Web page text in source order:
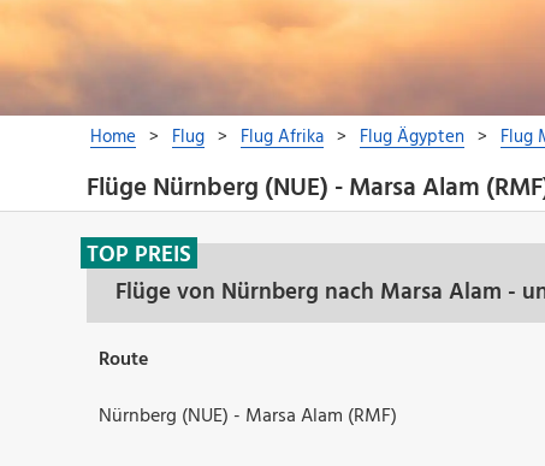
Flüge Nürnberg (NUE) - Marsa Alam
Flüge von Nürnberg nach Marsa Alam -
TOP PREIS
Route
Nürnberg (NUE) - Marsa Alam (RMF)